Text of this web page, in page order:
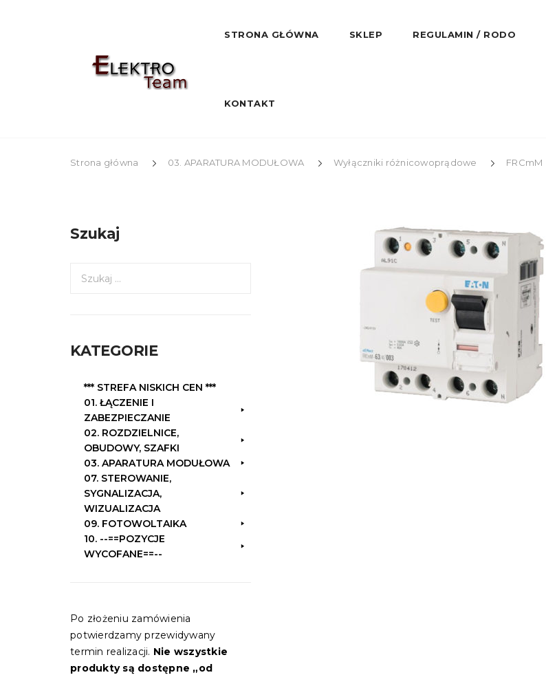
STRONA GŁÓWNA SKLEP REGULAMIN / RODO
KONTAKT
Strona główna 03. APARATURA MODUŁOWA Wyłączniki różnicowoprądowe FRCmM
Szukaj
jKATEGORIE
*** STREFA NISKICH CEN ***
01. ŁĄCZENIE I
ZABEZPIECZANIE
02. ROZDZIELNICE,
OBUDOWY, SZAFKI
03. APARATURA MODUŁOWA
07. STEROWANIE,
SYGNALIZACJA,
WIZUALIZACJA
09. FOTOWOLTAIKA
10. --==POZYCJE
WYCOFANE==--
Po złożeniu zamówienia
potwierdzamy przewidywany
termin realizacji. Nie wszystkie
produkty są dostępne „od